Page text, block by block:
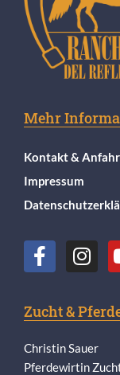
Mehr
Kontakt &
Impressum
Zucht &
Christin Sauer
Pferdewirtin